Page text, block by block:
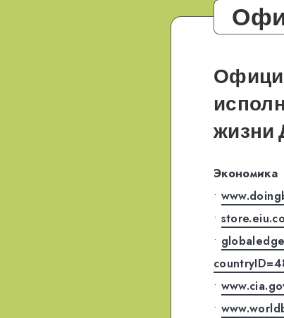
жизни
Экономика
•
•
•
•
•